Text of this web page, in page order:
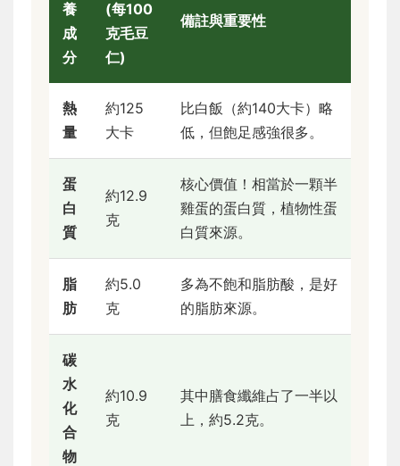
養
成
分
(每100
克毛豆
仁)
備註與重要性
熱
量
約125
大卡
比白飯（約140大卡）略
低，但飽足感強很多。
蛋
白
質
約12.9
克
核心價值！相當於一顆半
雞蛋的蛋白質，植物性蛋
白質來源。
脂
肪
約5.0
克
多為不飽和脂肪酸，是好
的脂肪來源。
碳
水
化
合
物
約10.9
克
其中膳食纖維占了一半以
上，約5.2克。